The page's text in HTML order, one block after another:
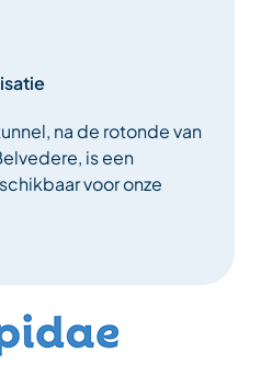
na de rotonde van
is een
voor onze